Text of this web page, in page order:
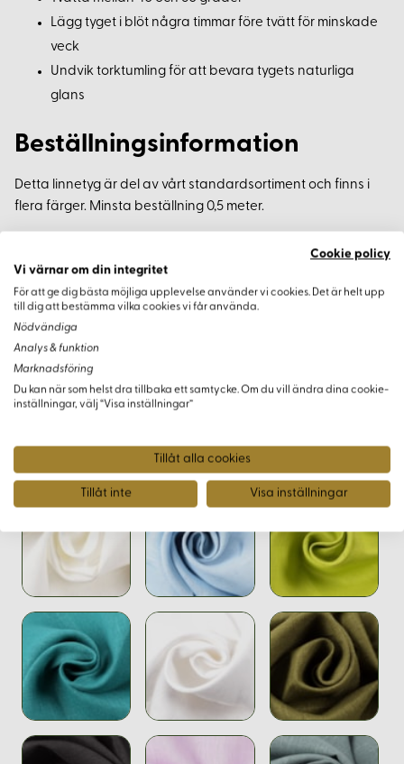
Lägg tyget i blöt några timmar före tvätt för minskade
veck
Undvik torktumling för att bevara tygets naturliga
glans
Beställningsinformation
Detta linnetyg är del av vårt standardsortiment och finns i
flera färger. Minsta beställning 0,5 meter.
Observera att färgåtergivningen kan variera mellan olika
skärmar. För att garantera rätt nyans rekommenderas att
beställa tygprover först. Då får du en bättre uppfattning om
färg och textur i verkligheten.
Varianter
Cookie policy
Vi värnar om din integritet
För att ge dig bästa möjliga upplevelse använder vi cookies. Det är helt upp
till dig att bestämma vilka cookies vi får använda.
Nödvändiga
Analys & funktion
Marknadsföring
Du kan när som helst dra tillbaka ett samtycke. Om du vill ändra dina cookie-
inställningar, välj “Visa inställningar”
Tillåt alla cookies
Tillåt inte Visa inställningar